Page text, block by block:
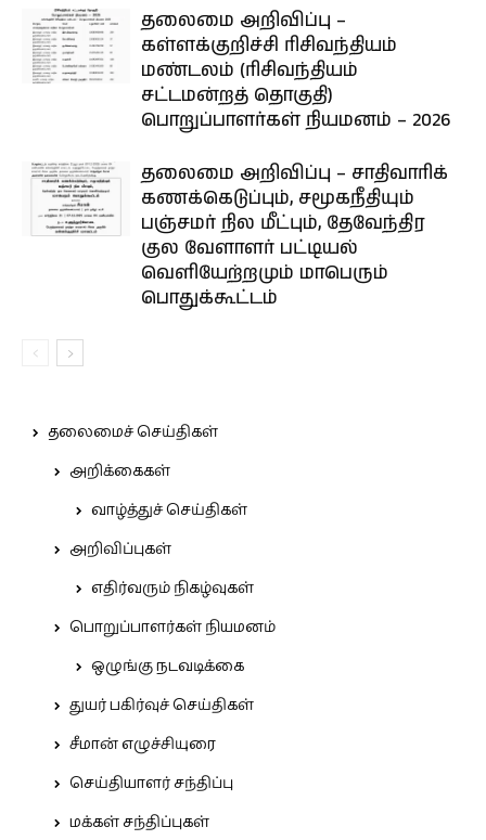
தலைமை அறிவிப்பு –
கள்ளக்குறிச்சி ரிசிவந்தியம்
மண்டலம் (ரிசிவந்தியம்
சட்டமன்றத் தொகுதி)
பொறுப்பாளர்கள் நியமனம் – 2026
தலைமை அறிவிப்பு – சாதிவாரிக்
கணக்கெடுப்பும், சமூகநீதியும்
பஞ்சமர் நில மீட்பும், தேவேந்திர
குல வேளாளர் பட்டியல்
வெளியேற்றமும் மாபெரும்
பொதுக்கூட்டம்
தலைமைச் செய்திகள்
அறிக்கைகள்
வாழ்த்துச் செய்திகள்
அறிவிப்புகள்
எதிர்வரும் நிகழ்வுகள்
பொறுப்பாளர்கள் நியமனம்
ஒழுங்கு நடவடிக்கை
துயர் பகிர்வுச் செய்திகள்
சீமான் எழுச்சியுரை
செய்தியாளர் சந்திப்பு
மக்கள் சந்திப்புகள்